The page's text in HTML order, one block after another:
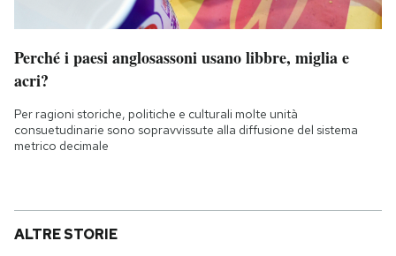
Perché i paesi anglosassoni usano libbre, miglia e
acri?
Per ragioni storiche, politiche e culturali molte unità
consuetudinarie sono sopravvissute alla diffusione del sistema
metrico decimale
ALTRE STORIE